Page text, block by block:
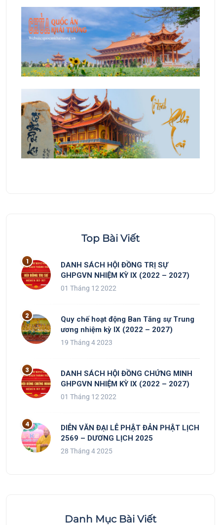
Top Bài Viết
DANH SÁCH HỘI ĐỒNG TRỊ SỰ
GHPGVN NHIỆM KỲ IX (2022 – 2027)
01 Tháng 12 2022
Quy chế hoạt động Ban Tăng sự Trung
ương nhiệm kỳ IX (2022 – 2027)
19 Tháng 4 2023
DANH SÁCH HỘI ĐỒNG CHỨNG MINH
GHPGVN NHIỆM KỲ IX (2022 – 2027)
01 Tháng 12 2022
DIỄN VĂN ĐẠI LỄ PHẬT ĐẢN PHẬT LỊCH
2569 – DƯƠNG LỊCH 2025
28 Tháng 4 2025
Danh Mục Bài Viết